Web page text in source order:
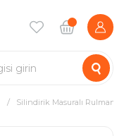
Silindirik Masuralı Rulman